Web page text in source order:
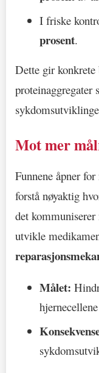
I friske
prosent.
Dette gir
proteinaggregater
Mot mer
Funnene åpner
forstå nøyaktig
det
utvikle
Målet: